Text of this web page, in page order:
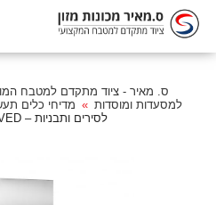
ס. מאיר - ציוד מתקדם למטבח
למסעדות ומוסדות
מדיחי כלים
לסירים ותבניות – HOONVED איטליה